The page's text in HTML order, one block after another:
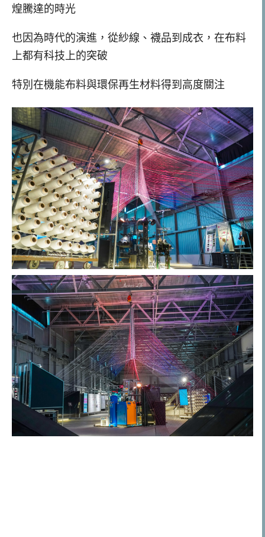
煌騰達的時光
也因為時代的演進，從紗線、襪品到成衣，在布料
上都有科技上的突破
特別在機能布料與環保再生材料得到高度關注